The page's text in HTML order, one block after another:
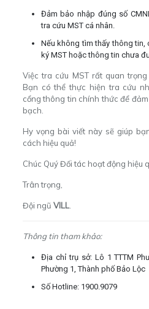
Đảm bảo nhập đúng số
tra cứu MST cá nhân.
Nếu không tìm thấy thông
ký MST hoặc thông tin chưa
Việc tra cứu MST rất quan
Bạn có thể thực hiện tra cứu
cổng thông tin chính thức để
bạch.
Hy vọng bài viết này sẽ giúp
cách hiệu quả!
Chúc Quý Đối tác hoạt động hiệu
Trân trọng,
Đội ngũ VILL.
Thông tin tham khảo:
Địa chỉ trụ sở: Lô 1 TTTM
Phường 1, Thành phố Bảo Lộc
Số Hotline: 1900.9079